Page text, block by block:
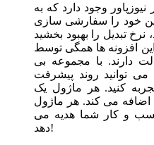
وجود دارد که به
خود را سفارشی سازی
نرخ تبدیل را بهبود بخشید
این افزونه ها همگی توسط
دارند. با مجموعه بی
توانید روند پیشرفت
کنید. هر ماژول یک
اضافه می کند. هر ماژول
و کار شما هدیه می
دهد!